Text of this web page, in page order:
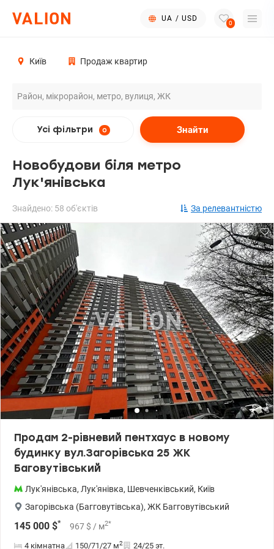
UA / USD
0
Київ Продаж квартир
Усі фільтри 0 Знайти
Новобудови біля метро
Лук'янівська
Знайдено: 58 об'єктів За релевантністю
Продам 2-рівневий пентхаус в новому
будинку вул.Загорівська 25 ЖК
Баговутівський
Лук'янівська, Лук'янівка, Шевченківський, Київ
Загорівська (Багговутівська), ЖК Багговутівський
145 000 $* 967 $ / м2*
4 кімнатна 150/71/27 м2 24/25 эт.